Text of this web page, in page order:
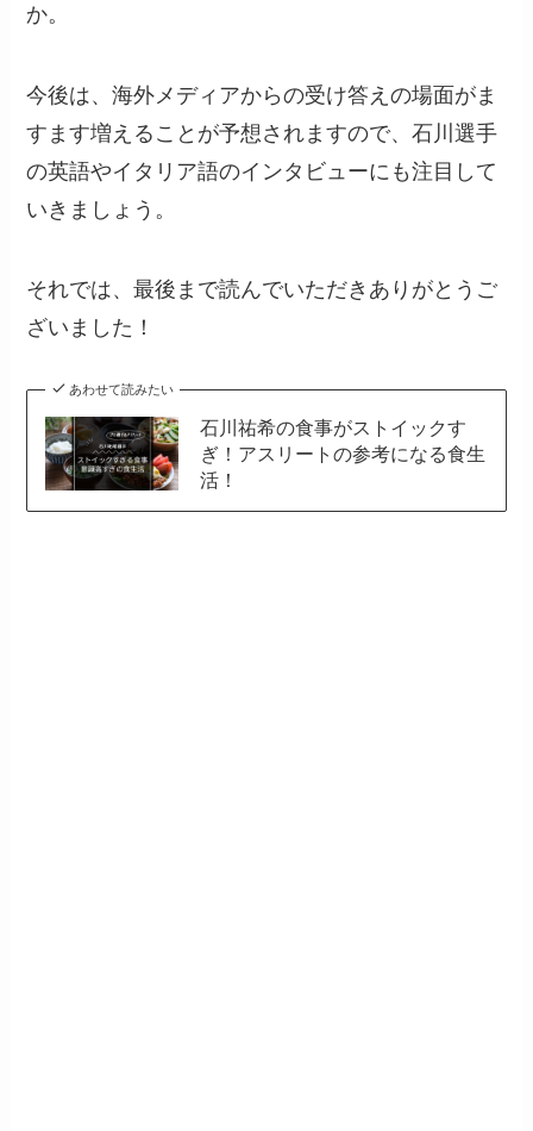
か。
今後は、海外メディアからの受け答えの場面がま
すます増えることが予想されますので、石川選手
の英語やイタリア語のインタビューにも注目して
いきましょう。
それでは、最後まで読んでいただきありがとうご
ざいました！
あわせて読みたい
石川祐希の食事がストイックす
ぎ！アスリートの参考になる食生
活！